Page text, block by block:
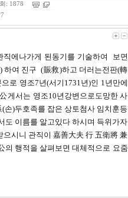
: 1878
에나가게 된동기를 기술하여 보면
하여 진구 (賑救)하고 더러는전판(轉
로 영조7년(서기1731년)인 1년만에
게서는 영조10년강변으로도망한 사
)두호족를 잡은 상토첨사 임치훈등
도 이름를 알고있다 하시며 득위가자
시니 관직이 嘉善大夫 行 五衛將 兼
의 행적을 살펴보면 대체적으로 요줌